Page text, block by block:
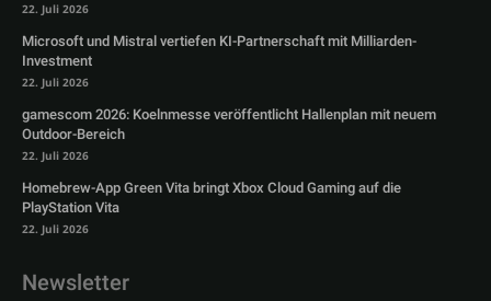
22. Juli 2026
Microsoft und Mistral vertiefen KI-Partnerschaft mit Milliarden-
Investment
22. Juli 2026
gamescom 2026: Koelnmesse veröffentlicht Hallenplan mit neuem
Outdoor-Bereich
22. Juli 2026
Homebrew-App Green Vita bringt Xbox Cloud Gaming auf die
PlayStation Vita
22. Juli 2026
Newsletter